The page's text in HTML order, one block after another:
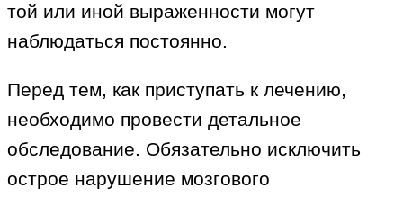
той или иной выраженности могут
наблюдаться постоянно.
Перед тем, как приступать к лечению,
необходимо провести детальное
обследование. Обязательно исключить
острое нарушение мозгового